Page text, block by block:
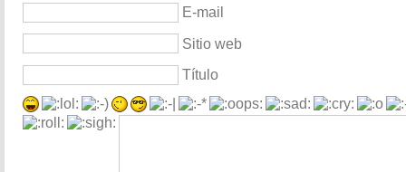
E-mail
Sitio web
Título